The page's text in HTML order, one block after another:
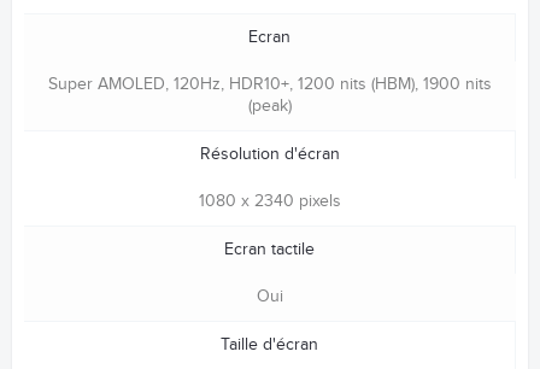
Ecran
Super AMOLED, 120Hz, HDR10+, 1200 nits (HBM), 1900 nits
(peak)
Résolution d'écran
1080 x 2340 pixels
Ecran tactile
Oui
Taille d'écran